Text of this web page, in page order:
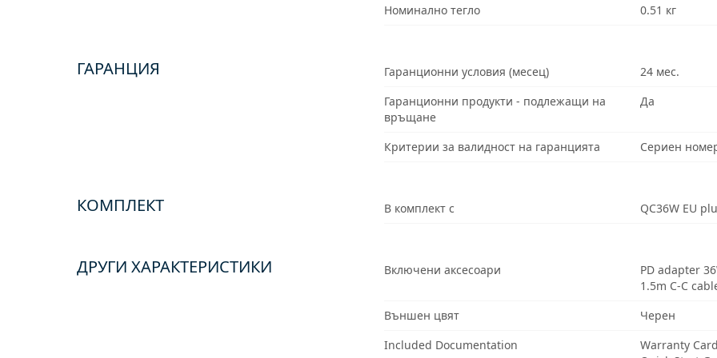
Номинално тегло
0.51 кг
ГАРАНЦИЯ Гаранционни условия (месец)
24 мес.
Гаранционни продукти - подлежащи на
връщане
Да
Критерии за валидност на гаранцията Сериен
КОМПЛЕКТ В комплект с QC36W EU
ДРУГИ ХАРАКТЕРИСТИКИ Включени аксесоари
PD adapter
1.5m C-C
Външен цвят
Черен
Included Documentation
Warranty Card